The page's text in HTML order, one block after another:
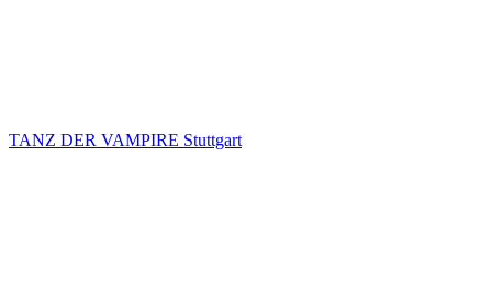
TANZ DER VAMPIRE Stuttgart